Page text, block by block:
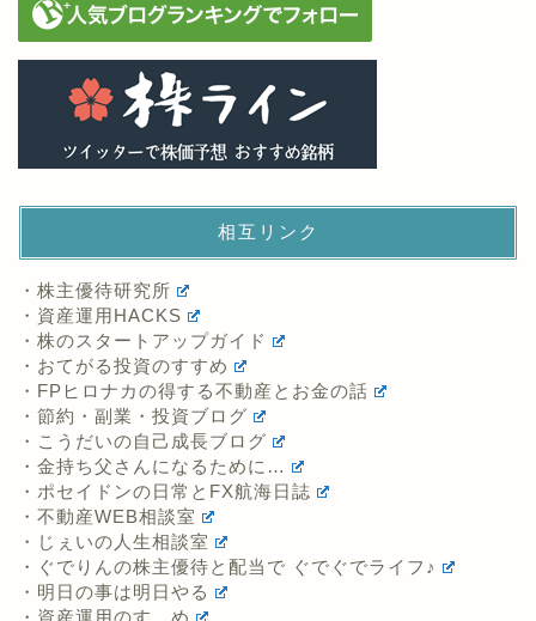
相互リンク
・株主優待研究所
・資産運用HACKS
・株のスタートアップガイド
・おてがる投資のすすめ
・FPヒロナカの得する不動産とお金の話
・節約・副業・投資ブログ
・こうだいの自己成長ブログ
・金持ち父さんになるために…
・ポセイドンの日常とFX航海日誌
・不動産WEB相談室
・じぇいの人生相談室
・ぐでりんの株主優待と配当で ぐでぐでライフ♪
・明日の事は明日やる